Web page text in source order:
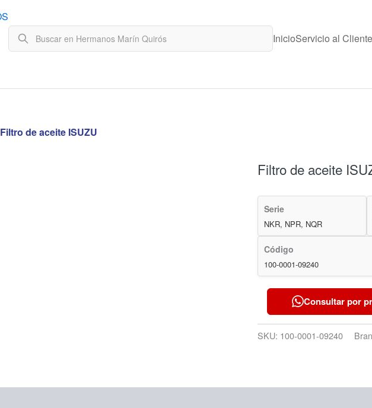
InicioServicio al Cliente
Filtro de aceite ISUZU
Filtro de aceite
Serie
NKR, NPR, NQR
Código
100-0001-09240
Consultar por
SKU: 100-0001-09240